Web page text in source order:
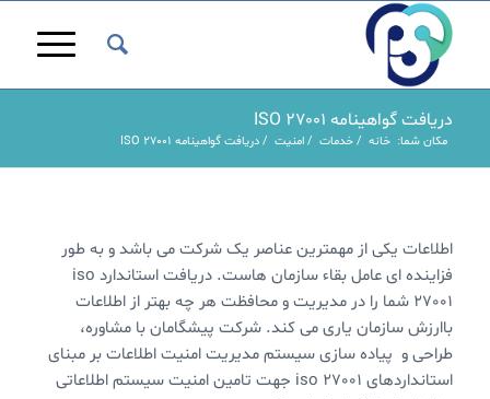
دریافت گواهینامه ISO 27001
مکان شما: خانه / خدمات / امنیت / دریافت گواهینامه ISO 27001
اطلاعات یکی از مهمترین عناصر یک شرکت می باشد و به طور
فزاینده ای عامل بقاء سازمان هاست. دریافت استاندارد iso
27001 شما را در مدیریت و محافظت هر چه بهتر از اطلاعات
باارزش سازمان یاری می کند. شرکت پیشگامان با مشاوره،
طراحی و پیاده سازی سیستم مدیریت امنیت اطلاعات بر مبنای
استانداردهای iso 27001 جهت تامین امنیت سیستم اطلاعاتی